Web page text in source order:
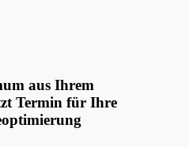
aus Ihrem
Termin für Ihre